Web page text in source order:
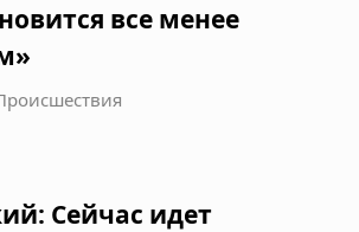
все менее
Сейчас идет